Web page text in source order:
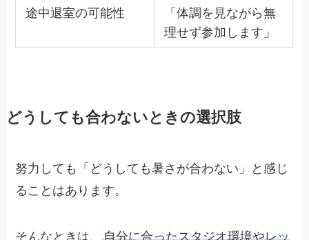
途中退室の可能性
「体調を見ながら無
理せず参加します」
どうしても合わないときの選択肢
努力しても「どうしても暑さが合わない」と感じ
ることはあります。
そんなときは、自分に合ったスタジオ環境やレッ